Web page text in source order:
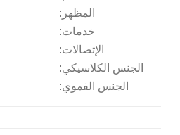
المظهر:
خدمات:
الإتصالات:
الجنس الكلاسيكي:
الجنس الفموي: